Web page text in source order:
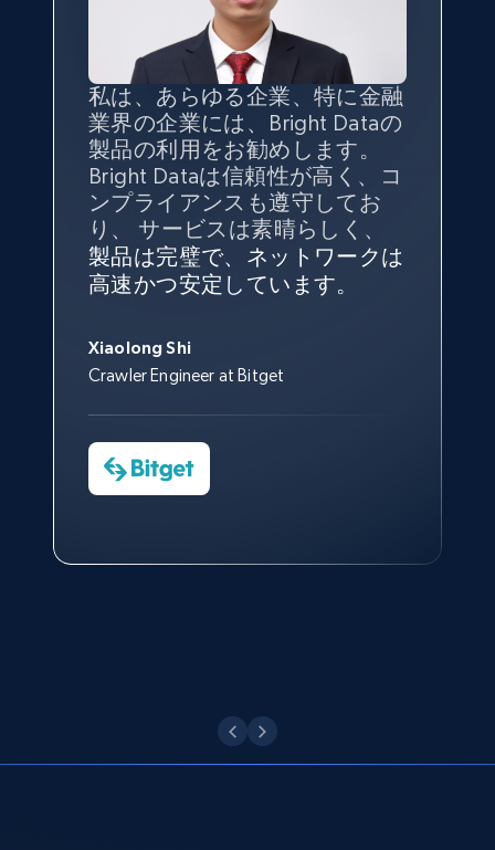
Account id, Nickname, Biography, Awg
engagement rate, Comment engagement rate,
Like engagement rate, Bio link, Predicted lang,
and more.
8.3K+ 963+ 無料トライアル
TikTok - Profiles - Discover by search URL
and country
engagement rate, Comment engagement rate,
Like engagement rate, Bio link, Predicted lang,
and more.
8.3K+ 963+
Youtube - Videos posts
私は、あらゆる企業、特に金融
業界の企業には、Bright Dataの
製品の利用をお勧めします。
Bright Dataは信頼性が高く、コ
ンプライアンスも遵守してお
り、 サービスは素晴らしく、
製品は完璧で、ネットワークは
高速かつ安定しています。
Xiaolong Shi
Crawler Engineer at Bitget
インターネットから公開ウェブ
データを収集する機能なしで
は、ブランドがすべての媒体に
向けて紹介されたこと、またそ
の展開先を知りえることはでき
トなしでは急成長を遂げること
はできなかったでしょう。
Data Science Specialist
インターネットから公開ウェブ
データを収集する機能なしで
は、ブランドがすべての媒体に
向けて紹介されたこと、またそ
の展開先を知りえることはでき
ず、また、Bright Dataのサポー
トなしでは急成長を遂げること
はできなかったでしょう。
Sarah Melville
Media Director at YouGov Sport
私の経験から言えば、Bright
Dataのサービスは極めて貴重な
ものでした。Bright Dataのおか
げで、当社のニーズを満たすの
に十分な公開ウェブデータを収
サポートおよび開発スタッフの
おかげで、多くのプロセスを最
Charmagne Cruz
Head of Reporting & Analytics, Business
データの 質 と量を最大限に確
保することが最も重要であり、
そこでBright Dataとtgndataの
組み合わせが威力を発揮しま
す。
George Koutsoudopoulos
CEO at tgndata
今すぐ観る
信頼性に非常に感銘を受けてお
り、Bright Dataには全体的に大
変満足しています。アカウント
マネージャーとは定期的な連絡
ルートがあり、非常に協力的で
Yorgos Panzaris
CTO at Convert Group
Bright Dataとの提携には大変満
足しております。全てが順調
で、ネットワークは非常に 安定
しており、 カスタマーサービス
にも満足しています。 サポート
す。
Cheddi Rai
CEO at AdRetreaver